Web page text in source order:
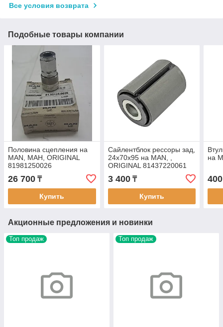
Все условия возврата
Подобные товары компании
Половина сцепления на
MAN, МАН, ORIGINAL
81981250026
26 700 ₸
Купить
Сайлентблок рессоры зад,
24x70x95 на MAN, ,
ORIGINAL 81437220061
3 400₸
Купить
на
400
Акционные предложения и новинки
Топ продаж Топ продаж